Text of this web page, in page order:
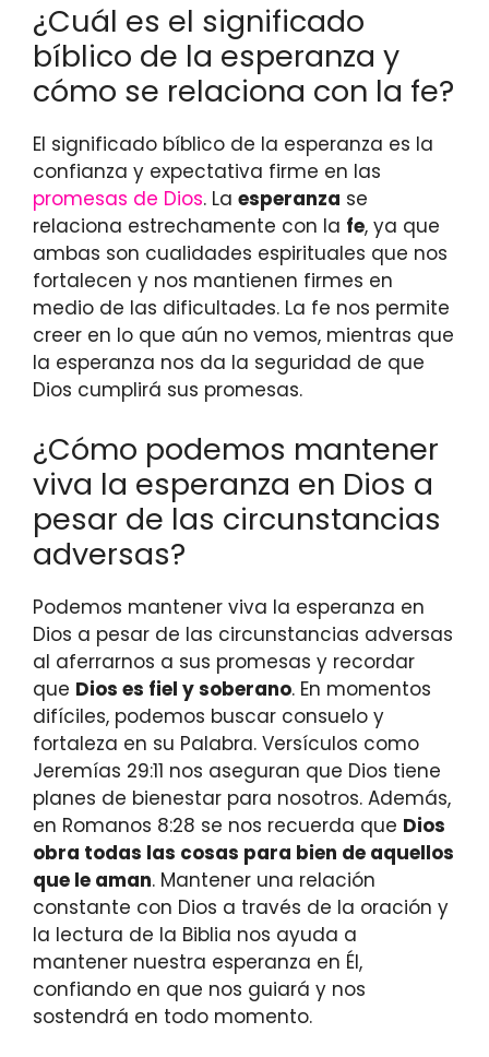
¿Cuál es el significado
bíblico de la esperanza y
cómo se relaciona con la fe?
El significado bíblico de la esperanza es la
confianza y expectativa firme en las
promesas de Dios. La esperanza se
relaciona estrechamente con la fe, ya que
ambas son cualidades espirituales que nos
fortalecen y nos mantienen firmes en
medio de las dificultades. La fe nos permite
creer en lo que aún no vemos, mientras que
la esperanza nos da la seguridad de que
Dios cumplirá sus promesas.
¿Cómo podemos mantener
viva la esperanza en Dios a
pesar de las circunstancias
adversas?
Podemos mantener viva la esperanza en
Dios a pesar de las circunstancias adversas
al aferrarnos a sus promesas y recordar
que Dios es fiel y soberano. En momentos
difíciles, podemos buscar consuelo y
fortaleza en su Palabra. Versículos como
Jeremías 29:11 nos aseguran que Dios tiene
planes de bienestar para nosotros. Además,
en Romanos 8:28 se nos recuerda que Dios
obra todas las cosas para bien de aquellos
que le aman. Mantener una relación
constante con Dios a través de la oración y
la lectura de la Biblia nos ayuda a
mantener nuestra esperanza en Él,
confiando en que nos guiará y nos
sostendrá en todo momento.